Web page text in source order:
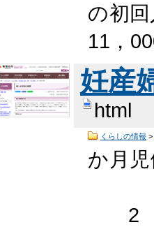
の初
11，
妊産
html
くらしの情報 >
か月
2 領